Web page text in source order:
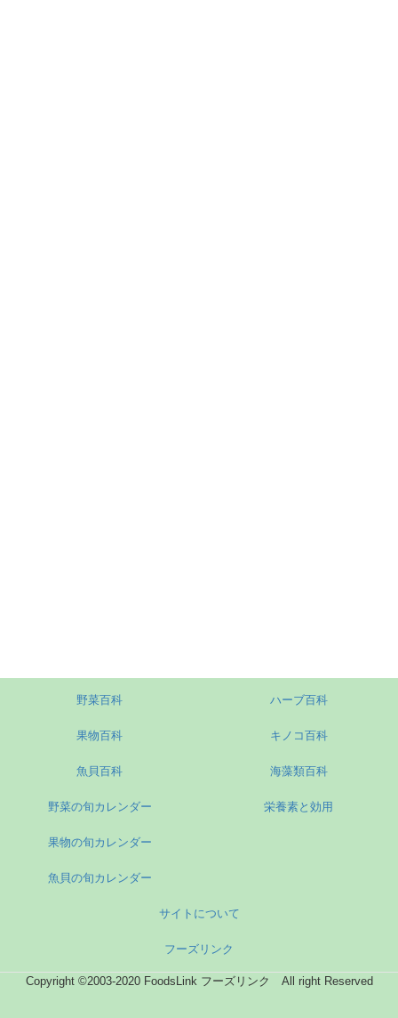
野菜百科
果物百科
魚貝百科
ハーブ百科
キノコ百科
海藻類百科
野菜の旬カレンダー
果物の旬カレンダー
魚貝の旬カレンダー
栄養素と効用
サイトについて
フーズリンク
Copyright ©2003-2020 FoodsLink フーズリンク All right Reserved